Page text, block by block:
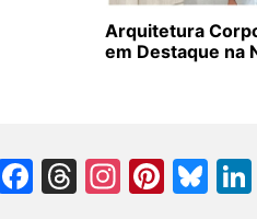
Arquitetura
em Destaque na
Facebook
Threads